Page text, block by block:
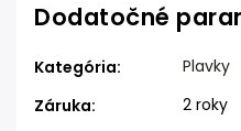
Dodatočné
Kategória:
Plavky
Záruka:
2 roky